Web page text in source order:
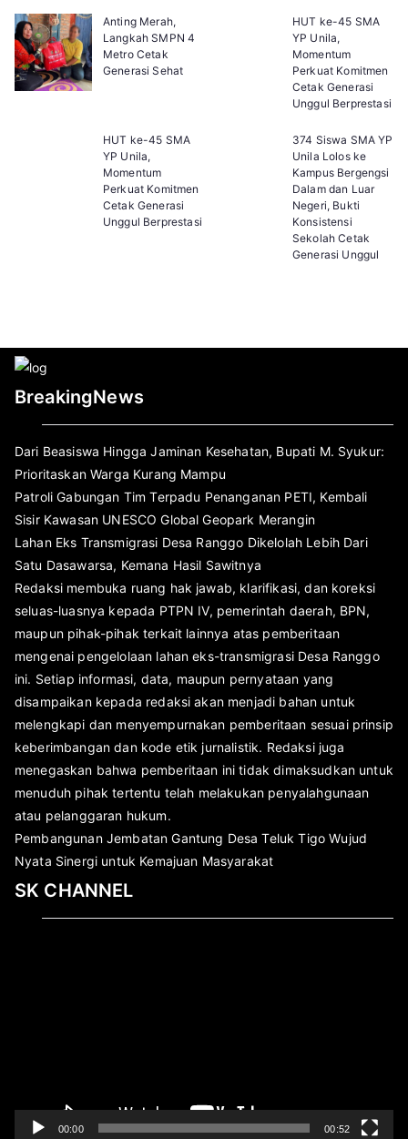
Anting Merah,
Langkah SMPN 4
Metro Cetak
Generasi Sehat
HUT ke-45 SMA
YP Unila,
Momentum
Perkuat Komitmen
Cetak Generasi
Unggul Berprestasi
HUT ke-45 SMA
YP Unila,
Momentum
Perkuat Komitmen
Cetak Generasi
Unggul Berprestasi
374 Siswa SMA YP
Unila Lolos ke
Kampus Bergengsi
Dalam dan Luar
Negeri, Bukti
Konsistensi
Sekolah Cetak
Generasi Unggul
BreakingNews
Dari Beasiswa Hingga Jaminan Kesehatan, Bupati M. Syukur:
Prioritaskan Warga Kurang Mampu
Patroli Gabungan Tim Terpadu Penanganan PETI, Kembali
Sisir Kawasan UNESCO Global Geopark Merangin
Lahan Eks Transmigrasi Desa Ranggo Dikelolah Lebih Dari
Satu Dasawarsa, Kemana Hasil Sawitnya
Redaksi membuka ruang hak jawab, klarifikasi, dan koreksi
seluas-luasnya kepada PTPN IV, pemerintah daerah, BPN,
maupun pihak-pihak terkait lainnya atas pemberitaan
mengenai pengelolaan lahan eks-transmigrasi Desa Ranggo
ini. Setiap informasi, data, maupun pernyataan yang
disampaikan kepada redaksi akan menjadi bahan untuk
melengkapi dan menyempurnakan pemberitaan sesuai prinsip
keberimbangan dan kode etik jurnalistik. Redaksi juga
menegaskan bahwa pemberitaan ini tidak dimaksudkan untuk
menuduh pihak tertentu telah melakukan penyalahgunaan
atau pelanggaran hukum.
Pembangunan Jembatan Gantung Desa Teluk Tigo Wujud
Nyata Sinergi untuk Kemajuan Masyarakat
SK CHANNEL
00:00 00:52